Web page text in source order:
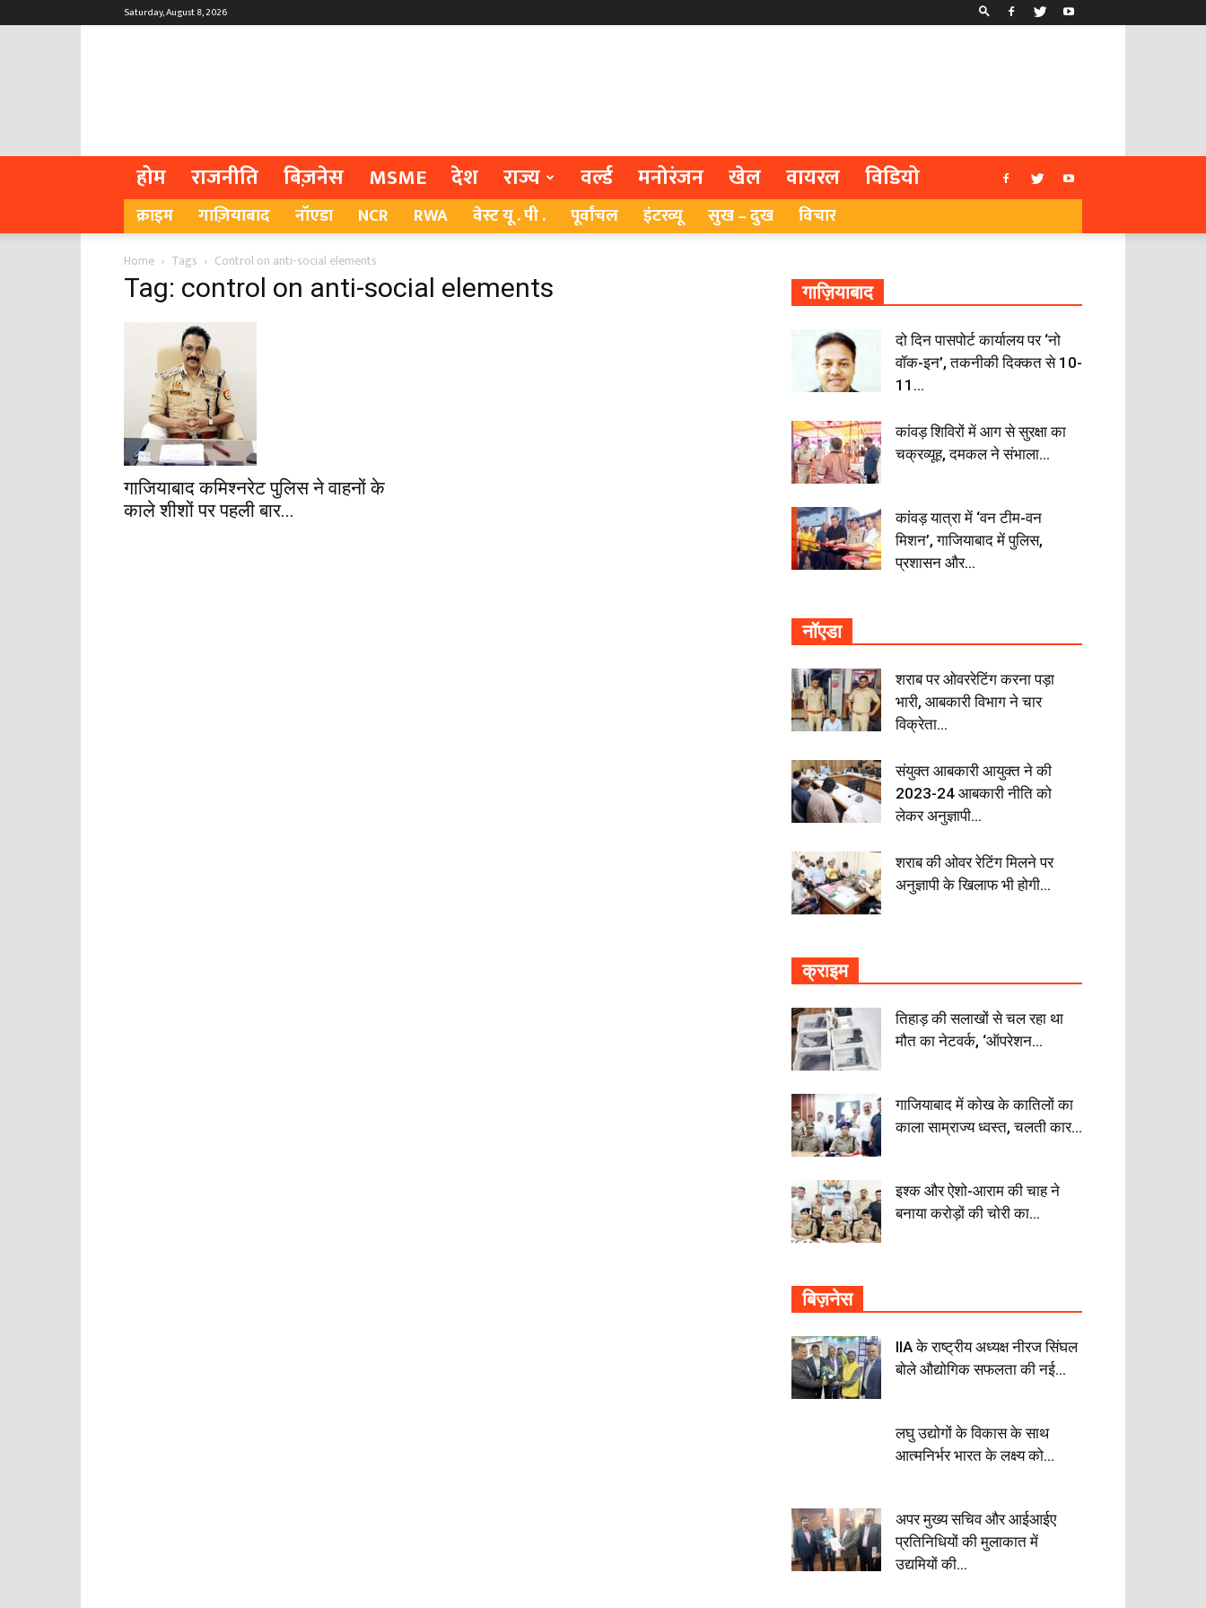
Saturday, August 8, 2026
होम राजनीति बिज़नेस MSME देश राज्य वर्ल्ड मनोरंजन खेल वायरल विडियो
क्राइम गाज़ियाबाद नॉएडा NCR RWA वेस्ट यू . पी . पूर्वांचल इंटरव्यू सुख – दुख विचार
Home Tags Control on anti-social elements
Tag: control on anti-social elements
गाजियाबाद कमिश्नरेट पुलिस ने वाहनों के
काले शीशों पर पहली बार...
गाज़ियाबाद
दो दिन पासपोर्ट कार्यालय पर ‘नो
वॉक-इन’, तकनीकी दिक्कत से 10-
11...
कांवड़ शिविरों में आग से सुरक्षा का
चक्रव्यूह, दमकल ने संभाला...
कांवड़ यात्रा में ‘वन टीम-वन
मिशन’, गाजियाबाद में पुलिस,
प्रशासन और...
नॉएडा
शराब पर ओवररेटिंग करना पड़ा
भारी, आबकारी विभाग ने चार
विक्रेता...
संयुक्त आबकारी आयुक्त ने की
2023-24 आबकारी नीति को
लेकर अनुज्ञापी...
शराब की ओवर रेटिंग मिलने पर
अनुज्ञापी के खिलाफ भी होगी...
क्राइम
तिहाड़ की सलाखों से चल रहा था
मौत का नेटवर्क, ‘ऑपरेशन...
गाजियाबाद में कोख के कातिलों का
काला साम्राज्य ध्वस्त, चलती कार...
इश्क और ऐशो-आराम की चाह ने
बनाया करोड़ों की चोरी का...
बिज़नेस
IIA के राष्ट्रीय अध्यक्ष नीरज सिंघल
बोले औद्योगिक सफलता की नई...
लघु उद्योगों के विकास के साथ
आत्मनिर्भर भारत के लक्ष्य को...
अपर मुख्य सचिव और आईआईए
प्रतिनिधियों की मुलाकात में
उद्यमियों की...